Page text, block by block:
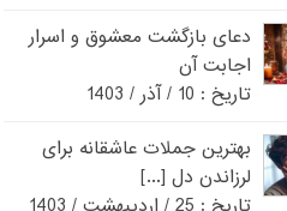
دعای بازگشت معشوق و اسرار
اجابت آن
تاریخ : 10 / آذر / 1403
بهترین جملات عاشقانه برای
لرزاندن دل [...]